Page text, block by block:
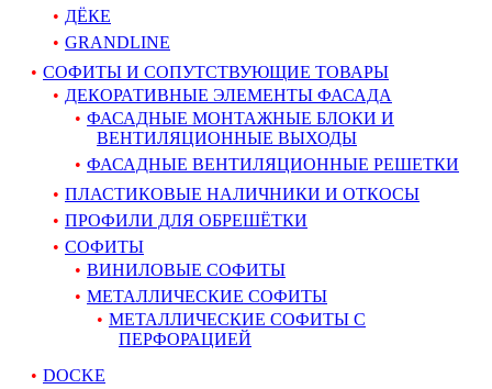
ДЁКЕ
GRANDLINE
СОФИТЫ И СОПУТСТВУЮЩИЕ ТОВАРЫ
ДЕКОРАТИВНЫЕ ЭЛЕМЕНТЫ ФАСАДА
ФАСАДНЫЕ МОНТАЖНЫЕ БЛОКИ И
ВЕНТИЛЯЦИОННЫЕ ВЫХОДЫ
ФАСАДНЫЕ ВЕНТИЛЯЦИОННЫЕ РЕШЕТКИ
ПЛАСТИКОВЫЕ НАЛИЧНИКИ И ОТКОСЫ
ПРОФИЛИ ДЛЯ ОБРЕШЁТКИ
СОФИТЫ
ВИНИЛОВЫЕ СОФИТЫ
МЕТАЛЛИЧЕСКИЕ СОФИТЫ
МЕТАЛЛИЧЕСКИЕ СОФИТЫ С
ПЕРФОРАЦИЕЙ
DOCKE